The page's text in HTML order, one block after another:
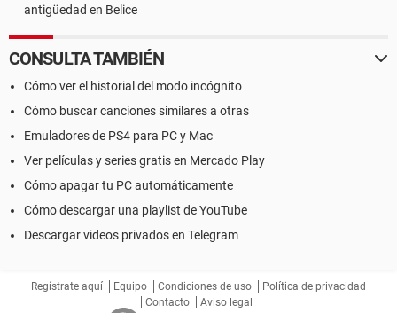
antigüedad en Belice
CONSULTA TAMBIÉN
Cómo ver el historial del modo incógnito
Cómo buscar canciones similares a otras
Emuladores de PS4 para PC y Mac
Ver películas y series gratis en Mercado Play
Cómo apagar tu PC automáticamente
Cómo descargar una playlist de YouTube
Descargar videos privados en Telegram
Regístrate aquí Equipo Condiciones de uso
Política de privacidad
Contacto
Aviso legal